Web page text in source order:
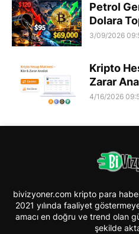
Petrol
Dolara
3/09/2026
Kripto
Zarar
4/16/2026
bivizyoner.com kripto para
2021 yılında faaliyet
amacı en doğru ve trend olan
şekilde